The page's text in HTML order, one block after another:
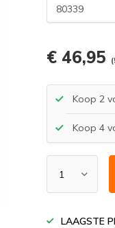
80339
€ 46,95
Koop 2
Koop 4
LAAGSTE